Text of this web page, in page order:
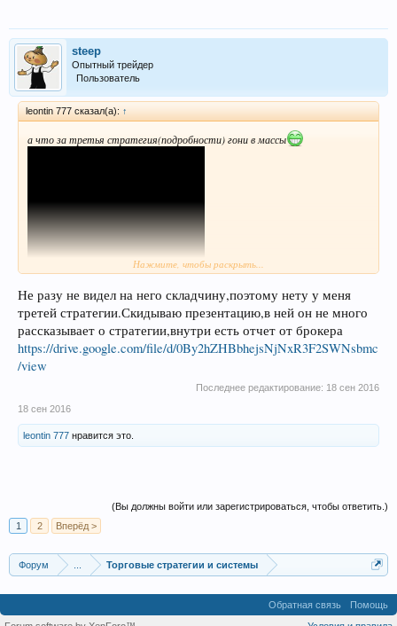
steep
Опытный трейдер
Пользователь
leontin 777 сказал(а): ↑
а что за третья стратегия(подробности) гони в массы
Нажмите, чтобы раскрыть...
Не разу не видел на него складчину,поэтому нету у меня
третей стратегии.Скидываю презентацию,в ней он не много
рассказывает о стратегии,внутри есть отчет от брокера
https://drive.google.com/file/d/0By2hZHBbhejsNjNxR3F2SWNsbmc
/view
Последнее редактирование: 18 сен 2016
18 сен 2016
leontin 777 нравится это.
(Вы должны войти или зарегистрироваться, чтобы ответить.)
1
2 Вперёд >
Форум ... Торговые стратегии и системы
Обратная связь
Помощь